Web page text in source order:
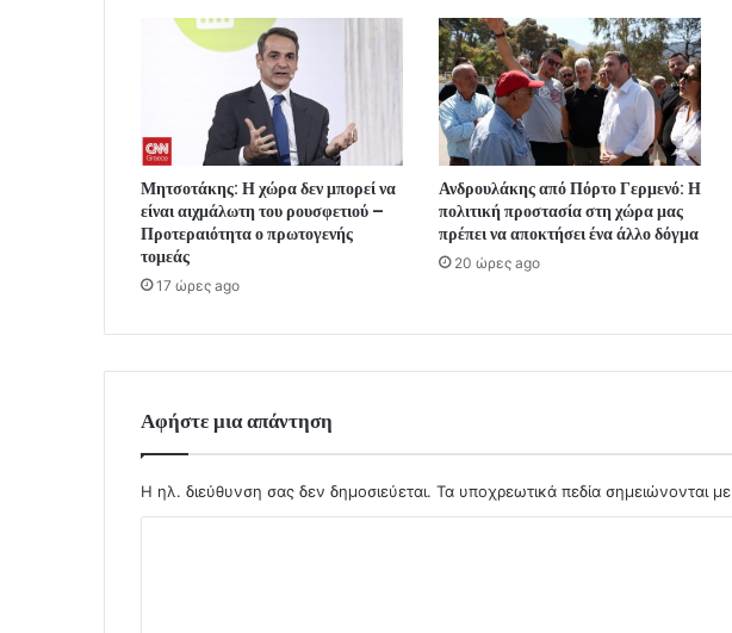
Μητσοτάκης: Η χώρα δεν μπορεί να
είναι αιχμάλωτη του ρουσφετιού –
Προτεραιότητα ο πρωτογενής
τομεάς
17 ώρες ago
Ανδρουλάκης από Πόρτο Γερμενό: Η
πολιτική προστασία στη χώρα μας
πρέπει να αποκτήσει ένα άλλο δόγμα
20 ώρες ago
Αφήστε μια απάντηση
Η ηλ. διεύθυνση σας δεν δημοσιεύεται. Τα υποχρεωτικά πεδία σημειώνονται με